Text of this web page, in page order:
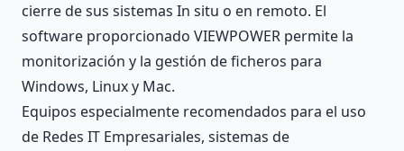
cierre de sus sistemas In situ o en remoto. El
software proporcionado VIEWPOWER permite la
monitorización y la gestión de ficheros para
Windows, Linux y Mac.
Equipos especialmente recomendados para el uso
de Redes IT Empresariales, sistemas de